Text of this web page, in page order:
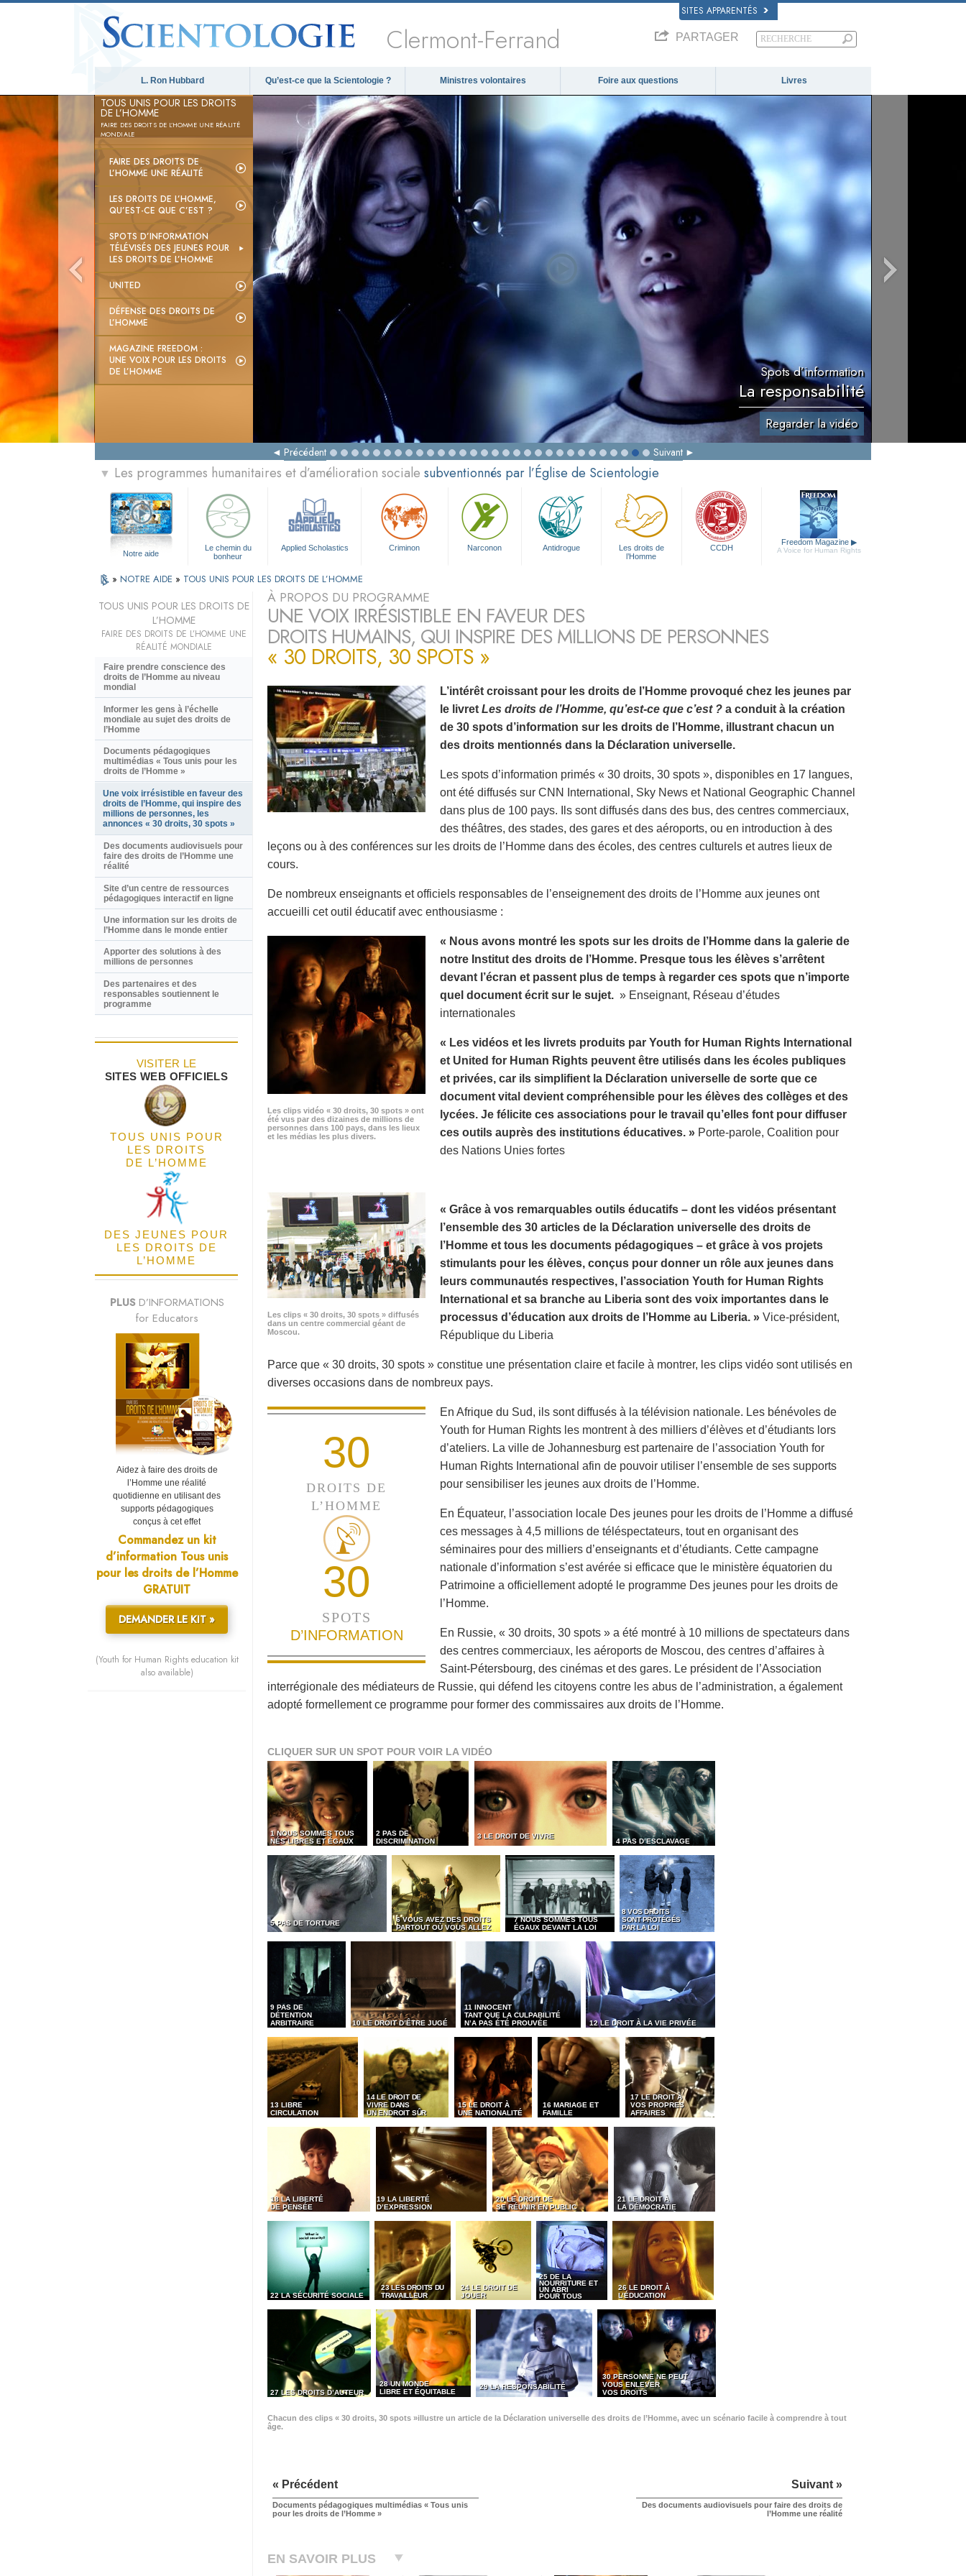
SITES APPARENTÉS
Clermont-Ferrand PARTAGER
L. Ron Hubbard Qu’est-ce que la Scientologie ? Ministres volontaires Foire aux questions Livres
TOUS UNIS POUR LES DROITS
DE L’HOMME
FAIRE DES DROITS DE L’HOMME UNE RÉALITÉ
MONDIALE
FAIRE DES DROITS DE
L’HOMME UNE RÉALITÉ
LES DROITS DE L’HOMME,
QU’EST-CE QUE C’EST ?
SPOTS D’INFORMATION
TÉLÉVISÉS DES JEUNES POUR
LES DROITS DE L’HOMME
UNITED
DÉFENSE DES DROITS DE
L’HOMME
MAGAZINE FREEDOM :
UNE VOIX POUR LES DROITS
DE L’HOMME
Spots d’information
La responsabilité
Regarder la vidéo
Précédent Suivant
▼ Les programmes humanitaires et d’amélioration sociale subventionnés par l’Église de Scientologie
Notre aide
Le chemin du
bonheur
Applied Scholastics Criminon Narconon Antidrogue
Les droits de
l’Homme
CCDH
Freedom Magazine ▶
A Voice for Human Rights
» NOTRE AIDE » TOUS UNIS POUR LES DROITS DE L’HOMME
À PROPOS DU PROGRAMME
UNE VOIX IRRÉSISTIBLE EN FAVEUR DES
DROITS HUMAINS, QUI INSPIRE DES MILLIONS DE PERSONNES
« 30 DROITS, 30 SPOTS »
L’intérêt croissant pour les droits de l’Homme provoqué chez les jeunes par
le livret Les droits de l’Homme, qu’est-ce que c’est ? a conduit à la création
de 30 spots d’information sur les droits de l’Homme, illustrant chacun un
des droits mentionnés dans la Déclaration universelle.
Les spots d’information primés « 30 droits, 30 spots », disponibles en 17 langues,
ont été diffusés sur CNN International, Sky News et National Geographic Channel
dans plus de 100 pays. Ils sont diffusés dans des bus, des centres commerciaux,
des théâtres, des stades, des gares et des aéroports, ou en introduction à des
leçons ou à des conférences sur les droits de l’Homme dans des écoles, des centres culturels et autres lieux de
cours.
De nombreux enseignants et officiels responsables de l’enseignement des droits de l’Homme aux jeunes ont
accueilli cet outil éducatif avec enthousiasme :
Les clips vidéo « 30 droits, 30 spots » ont
été vus par des dizaines de millions de
personnes dans 100 pays, dans les lieux
et les médias les plus divers.
« Nous avons montré les spots sur les droits de l’Homme dans la galerie de
notre Institut des droits de l’Homme. Presque tous les élèves s’arrêtent
devant l’écran et passent plus de temps à regarder ces spots que n’importe
quel document écrit sur le sujet. » Enseignant, Réseau d’études
internationales
« Les vidéos et les livrets produits par Youth for Human Rights International
et United for Human Rights peuvent être utilisés dans les écoles publiques
et privées, car ils simplifient la Déclaration universelle de sorte que ce
document vital devient compréhensible pour les élèves des collèges et des
lycées. Je félicite ces associations pour le travail qu’elles font pour diffuser
ces outils auprès des institutions éducatives. » Porte-parole, Coalition pour
des Nations Unies fortes
Les clips « 30 droits, 30 spots » diffusés
dans un centre commercial géant de
Moscou.
« Grâce à vos remarquables outils éducatifs – dont les vidéos présentant
l’ensemble des 30 articles de la Déclaration universelle des droits de
l’Homme et tous les documents pédagogiques – et grâce à vos projets
stimulants pour les élèves, conçus pour donner un rôle aux jeunes dans
leurs communautés respectives, l’association Youth for Human Rights
International et sa branche au Liberia sont des voix importantes dans le
processus d’éducation aux droits de l’Homme au Liberia. » Vice-président,
République du Liberia
Parce que « 30 droits, 30 spots » constitue une présentation claire et facile à montrer, les clips vidéo sont utilisés en
diverses occasions dans de nombreux pays.
30
DROITS DE
L’HOMME
30
SPOTS
D’INFORMATION
En Afrique du Sud, ils sont diffusés à la télévision nationale. Les bénévoles de
Youth for Human Rights les montrent à des milliers d’élèves et d’étudiants lors
d’ateliers. La ville de Johannesburg est partenaire de l’association Youth for
Human Rights International afin de pouvoir utiliser l’ensemble de ses supports
pour sensibiliser les jeunes aux droits de l’Homme.
En Équateur, l’association locale Des jeunes pour les droits de l’Homme a diffusé
ces messages à 4,5 millions de téléspectateurs, tout en organisant des
séminaires pour des milliers d’enseignants et d’étudiants. Cette campagne
nationale d’information s’est avérée si efficace que le ministère équatorien du
Patrimoine a officiellement adopté le programme Des jeunes pour les droits de
l’Homme.
En Russie, « 30 droits, 30 spots » a été montré à 10 millions de spectateurs dans
des centres commerciaux, les aéroports de Moscou, des centres d’affaires à
Saint-Pétersbourg, des cinémas et des gares. Le président de l’Association
interrégionale des médiateurs de Russie, qui défend les citoyens contre les abus de l’administration, a également
adopté formellement ce programme pour former des commissaires aux droits de l’Homme.
CLIQUER SUR UN SPOT POUR VOIR LA VIDÉO
1 NOUS SOMMES TOUS
NÉS LIBRES ET ÉGAUX
2 PAS DE
DISCRIMINATION
3 LE DROIT DE VIVRE
4 PAS D’ESCLAVAGE
5 PAS DE TORTURE
6 VOUS AVEZ DES DROITS
PARTOUT OÙ VOUS ALLEZ
7 NOUS SOMMES TOUS
ÉGAUX DEVANT LA LOI
8 VOS DROITS
SONT PROTÉGÉS
PAR LA LOI
9 PAS DE
DÉTENTION
ARBITRAIRE
10 LE DROIT D’ÊTRE JUGÉ
11 INNOCENT
TANT QUE LA CULPABILITÉ
N’A PAS ÉTÉ PROUVÉE
12 LE DROIT À LA VIE PRIVÉE
13 LIBRE
CIRCULATION
14 LE DROIT DE
VIVRE DANS
UN ENDROIT SÛR
15 LE DROIT À
UNE NATIONALITÉ
16 MARIAGE ET
FAMILLE
17 LE DROIT À
VOS PROPRES
AFFAIRES
18 LA LIBERTÉ
DE PENSÉE
19 LA LIBERTÉ
D’EXPRESSION
20 LE DROIT DE
SE RÉUNIR EN PUBLIC
21 LE DROIT À
LA DÉMOCRATIE
22 LA SÉCURITÉ SOCIALE
23 LES DROITS DU
TRAVAILLEUR
24 LE DROIT DE
JOUER
25 DE LA
NOURRITURE ET
UN ABRI
POUR TOUS
26 LE DROIT À
L’ÉDUCATION
27 LES DROITS D’AUTEUR
28 UN MONDE
LIBRE ET ÉQUITABLE
29 LA RESPONSABILITÉ
30 PERSONNE NE PEUT
VOUS ENLEVER
VOS DROITS
Chacun des clips « 30 droits, 30 spots »illustre un article de la Déclaration universelle des droits de l’Homme, avec un scénario facile à comprendre à tout
âge.
« Précédent
Documents pédagogiques multimédias « Tous unis
pour les droits de l’Homme »
Suivant »
Des documents audiovisuels pour faire des droits de
l’Homme une réalité
EN SAVOIR PLUS
TOUS UNIS POUR LES DROITS DE
L’HOMME
FAIRE DES DROITS DE L’HOMME UNE
RÉALITÉ MONDIALE
Faire prendre conscience des
droits de l’Homme au niveau
mondial
Informer les gens à l’échelle
mondiale au sujet des droits de
l’Homme
Documents pédagogiques
multimédias « Tous unis pour les
droits de l’Homme »
Une voix irrésistible en faveur des
droits de l’Homme, qui inspire des
millions de personnes, les
annonces « 30 droits, 30 spots »
Des documents audiovisuels pour
faire des droits de l’Homme une
réalité
Site d’un centre de ressources
pédagogiques interactif en ligne
Une information sur les droits de
l’Homme dans le monde entier
Apporter des solutions à des
millions de personnes
Des partenaires et des
responsables soutiennent le
programme
VISITER LE
SITES WEB OFFICIELS
TOUS UNIS POUR
LES DROITS
DE L’HOMME
DES JEUNES POUR
LES DROITS DE
L’HOMME
PLUS D’INFORMATIONS
for Educators
Aidez à faire des droits de
l’Homme une réalité
quotidienne en utilisant des
supports pédagogiques
conçus à cet effet
Commandez un kit
d’information Tous unis
pour les droits de l’Homme
GRATUIT
DEMANDER LE KIT »
(Youth for Human Rights education kit
also available)